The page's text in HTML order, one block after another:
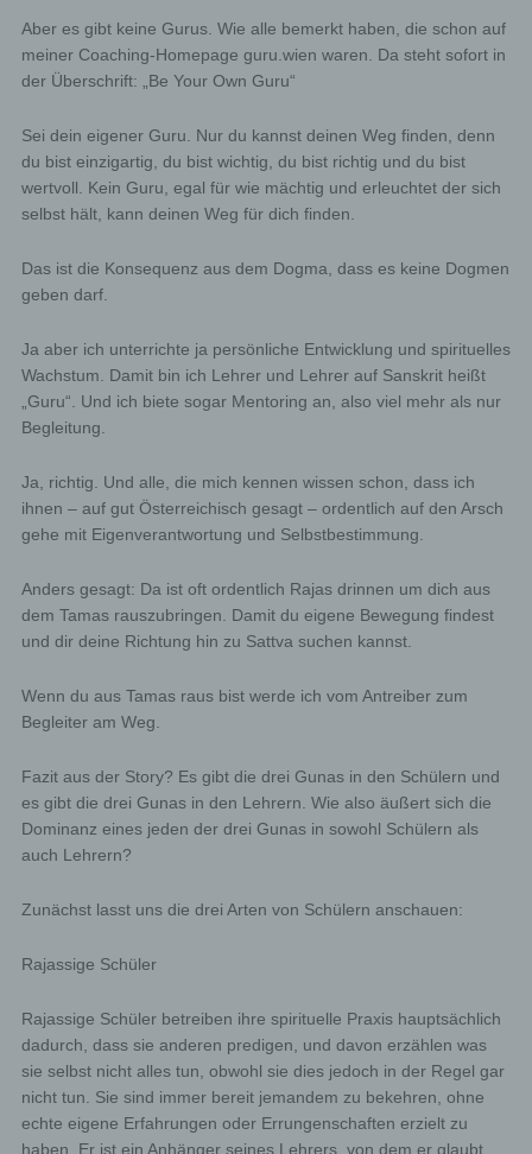
Aber es gibt keine Gurus. Wie alle bemerkt haben, die schon auf
meiner Coaching-Homepage guru.wien waren. Da steht sofort in
der Überschrift: „Be Your Own Guru“
Sei dein eigener Guru. Nur du kannst deinen Weg finden, denn
du bist einzigartig, du bist wichtig, du bist richtig und du bist
wertvoll. Kein Guru, egal für wie mächtig und erleuchtet der sich
selbst hält, kann deinen Weg für dich finden.
Das ist die Konsequenz aus dem Dogma, dass es keine Dogmen
geben darf.
Ja aber ich unterrichte ja persönliche Entwicklung und spirituelles
Wachstum. Damit bin ich Lehrer und Lehrer auf Sanskrit heißt
„Guru“. Und ich biete sogar Mentoring an, also viel mehr als nur
Begleitung.
Ja, richtig. Und alle, die mich kennen wissen schon, dass ich
ihnen – auf gut Österreichisch gesagt – ordentlich auf den Arsch
gehe mit Eigenverantwortung und Selbstbestimmung.
Anders gesagt: Da ist oft ordentlich Rajas drinnen um dich aus
dem Tamas rauszubringen. Damit du eigene Bewegung findest
und dir deine Richtung hin zu Sattva suchen kannst.
Wenn du aus Tamas raus bist werde ich vom Antreiber zum
Begleiter am Weg.
Fazit aus der Story? Es gibt die drei Gunas in den Schülern und
es gibt die drei Gunas in den Lehrern. Wie also äußert sich die
Dominanz eines jeden der drei Gunas in sowohl Schülern als
auch Lehrern?
Zunächst lasst uns die drei Arten von Schülern anschauen:
Rajassige Schüler
Rajassige Schüler betreiben ihre spirituelle Praxis hauptsächlich
dadurch, dass sie anderen predigen, und davon erzählen was
sie selbst nicht alles tun, obwohl sie dies jedoch in der Regel gar
nicht tun. Sie sind immer bereit jemandem zu bekehren, ohne
echte eigene Erfahrungen oder Errungenschaften erzielt zu
haben. Er ist ein Anhänger seines Lehrers, von dem er glaubt,